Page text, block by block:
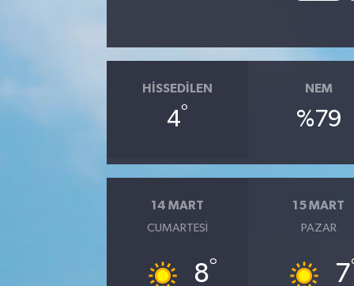
HISSEDILEN
4°
NEM
%79
14 MART
CUMARTESI
8°
15 MART
PAZAR
7